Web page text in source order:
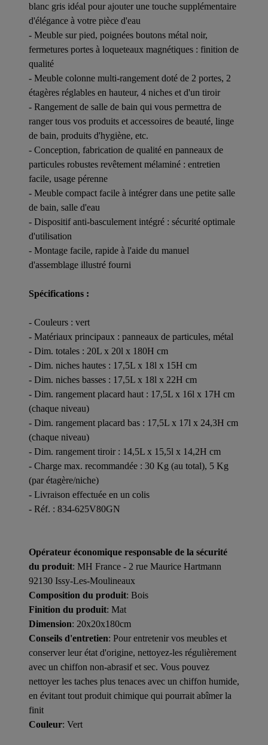
blanc gris idéal pour ajouter une touche supplémentaire
d'élégance à votre pièce d'eau
- Meuble sur pied, poignées boutons métal noir,
fermetures portes à loqueteaux magnétiques : finition de
qualité
- Meuble colonne multi-rangement doté de 2 portes, 2
étagères réglables en hauteur, 4 niches et d'un tiroir
- Rangement de salle de bain qui vous permettra de
ranger tous vos produits et accessoires de beauté, linge
de bain, produits d'hygiène, etc.
- Conception, fabrication de qualité en panneaux de
particules robustes revêtement mélaminé : entretien
facile, usage pérenne
- Meuble compact facile à intégrer dans une petite salle
de bain, salle d'eau
- Dispositif anti-basculement intégré : sécurité optimale
d'utilisation
- Montage facile, rapide à l'aide du manuel
d'assemblage illustré fourni
Spécifications :
- Couleurs : vert
- Matériaux principaux : panneaux de particules, métal
- Dim. totales : 20L x 20l x 180H cm
- Dim. niches hautes : 17,5L x 18l x 15H cm
- Dim. niches basses : 17,5L x 18l x 22H cm
- Dim. rangement placard haut : 17,5L x 16l x 17H cm
(chaque niveau)
- Dim. rangement placard bas : 17,5L x 17l x 24,3H cm
(chaque niveau)
- Dim. rangement tiroir : 14,5L x 15,5l x 14,2H cm
- Charge max. recommandée : 30 Kg (au total), 5 Kg
(par étagère/niche)
- Livraison effectuée en un colis
- Réf. : 834-625V80GN
Opérateur économique responsable de la sécurité
du produit: MH France - 2 rue Maurice Hartmann
92130 Issy-Les-Moulineaux
Composition du produit: Bois
Finition du produit: Mat
Dimension: 20x20x180cm
Conseils d'entretien: Pour entretenir vos meubles et
conserver leur état d'origine, nettoyez-les régulièrement
avec un chiffon non-abrasif et sec. Vous pouvez
nettoyer les taches plus tenaces avec un chiffon humide,
en évitant tout produit chimique qui pourrait abîmer la
finit
Couleur: Vert